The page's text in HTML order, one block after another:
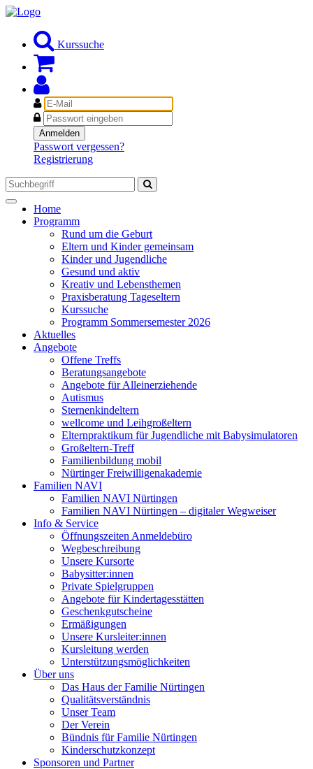
Kurssuche
E-
Mail
Passwort
Anmelden
Passwort vergessen?
Registrierung
Toggle
navigation
Home
Programm
Rund um die Geburt
Eltern und Kinder gemeinsam
Kinder und Jugendliche
Gesund und aktiv
Kreativ und Lebensthemen
Praxisberatung Tageseltern
Kurssuche
Programm Sommersemester 2026
Aktuelles
Angebote
Offene Treffs
Beratungsangebote
Angebote für Alleinerziehende
Autismus
Sternenkindeltern
wellcome und Leihgroßeltern
Elternpraktikum für Jugendliche mit Babysimulatoren
Großeltern-Treff
Familienbildung mobil
Nürtinger Freiwilligenakademie
Familien NAVI
Familien NAVI Nürtingen
Familien NAVI Nürtingen – digitaler Wegweiser
Info & Service
Öffnungszeiten Anmeldebüro
Wegbeschreibung
Unsere Kursorte
Babysitter:innen
Private Spielgruppen
Angebote für Kindertagesstätten
Geschenkgutscheine
Ermäßigungen
Unsere Kursleiter:innen
Kursleitung werden
Unterstützungsmöglichkeiten
Über uns
Das Haus der Familie Nürtingen
Qualitätsverständnis
Unser Team
Der Verein
Bündnis für Familie Nürtingen
Kinderschutzkonzept
Sponsoren und Partner